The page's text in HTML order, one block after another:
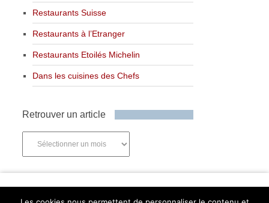
Restaurants Suisse
Restaurants à l’Etranger
Restaurants Etoilés Michelin
Dans les cuisines des Chefs
Retrouver un article